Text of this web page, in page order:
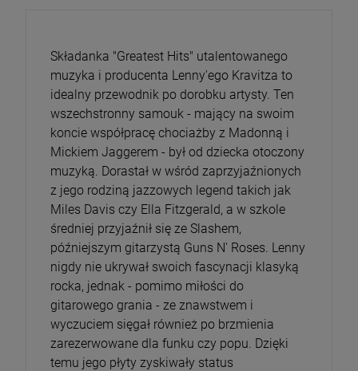
Składanka "Greatest Hits" utalentowanego
muzyka i producenta Lenny'ego Kravitza to
idealny przewodnik po dorobku artysty. Ten
wszechstronny samouk - mający na swoim
koncie współpracę chociażby z Madonną i
Mickiem Jaggerem - był od dziecka otoczony
muzyką. Dorastał w wśród zaprzyjaźnionych
z jego rodziną jazzowych legend takich jak
Miles Davis czy Ella Fitzgerald, a w szkole
średniej przyjaźnił się ze Slashem,
późniejszym gitarzystą Guns N' Roses. Lenny
nigdy nie ukrywał swoich fascynacji klasyką
rocka, jednak - pomimo miłości do
gitarowego grania - ze znawstwem i
wyczuciem sięgał również po brzmienia
zarezerwowane dla funku czy popu. Dzięki
temu jego płyty zyskiwały status